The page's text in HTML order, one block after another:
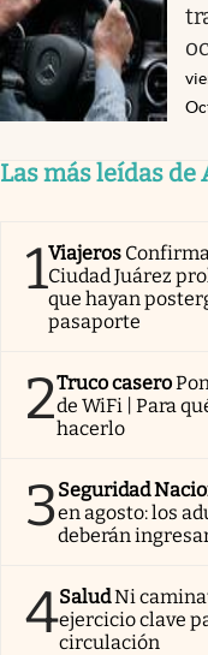
Las más leídas de
1Viajeros
Ciudad Juárez
que hayan
pasaporte
2Truco casero
de WiFi | Para
hacerlo
3Seguridad
en agosto: los
deberán
4SaludNi
ejercicio clave
circulación